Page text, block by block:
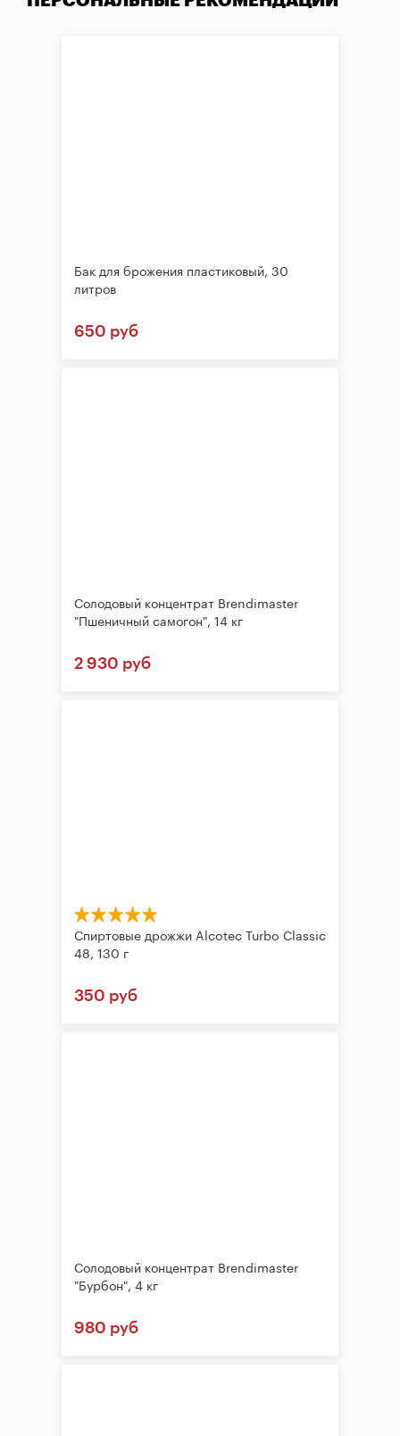
Бак для брожения пластиковый, 30
литров
650 руб
Солодовый концентрат Brendimaster
"Пшеничный самогон", 14 кг
2 930 руб
Спиртовые дрожжи Alcotec Turbo Classic
48, 130 г
350 руб
Солодовый концентрат Brendimaster
"Бурбон", 4 кг
980 руб